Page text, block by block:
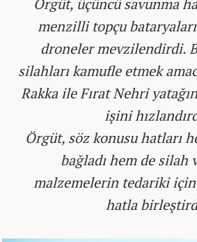
menzilli topçu
droneler mevzilendirdi.
silahları kamufle etmek
Rakka ile Fırat Nehri
işini
Örgüt, söz konusu hatları
bağladı hem de silah
malzemelerin tedariki
hatla